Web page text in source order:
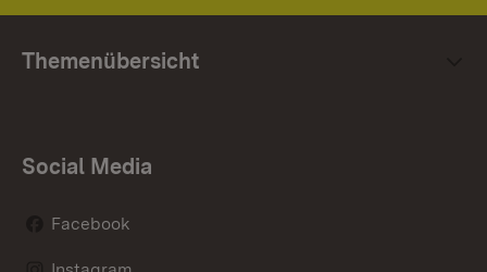
Themenübersicht
Social Media
Facebook